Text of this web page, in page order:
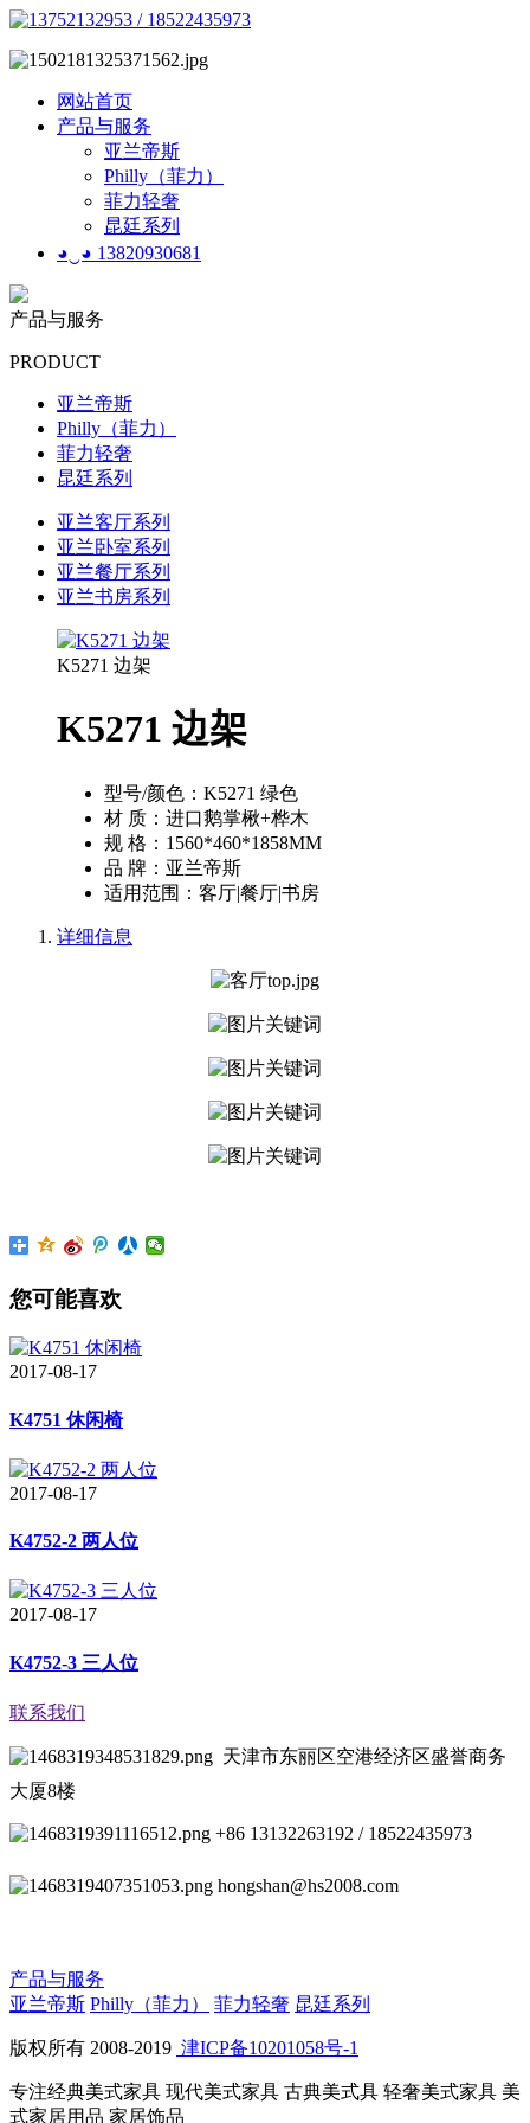
网站首页
产品与服务
亚兰帝斯
Philly（菲力）
菲力轻奢
昆廷系列
◕‿◕ 13820930681
产品与服务
PRODUCT
亚兰帝斯
Philly（菲力）
菲力轻奢
昆廷系列
亚兰客厅系列
亚兰卧室系列
亚兰餐厅系列
亚兰书房系列
K5271 边架
K5271 边架
型号/颜色： K5271 绿色
材 质： 进口鹅掌楸+桦木
规 格： 1560*460*1858MM
品 牌： 亚兰帝斯
适用范围： 客厅|餐厅|书房
详细信息
您可能喜欢
2017-08-17
K4751 休闲椅
2017-08-17
K4752-2 两人位
2017-08-17
K4752-3 三人位
联系我们
天津市东丽区空港经济区盛誉商务
大厦8楼
+86 13132263192 / 18522435973
hongshan@hs2008.com
产品与服务
亚兰帝斯 Philly（菲力） 菲力轻奢 昆廷系列
版权所有 2008-2019 津ICP备10201058号-1
专注经典美式家具 现代美式家具 古典美式具 轻奢美式家具 美
式家居用品 家居饰品